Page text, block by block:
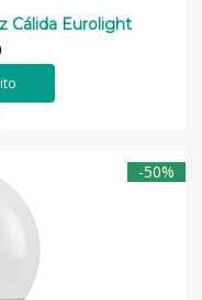
Cálida Eurolight
-50%